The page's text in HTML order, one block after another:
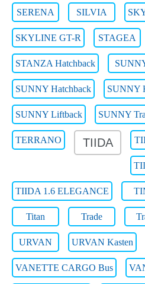
SERENA SILVIA
SKYLINE GT-R STAGEA
STANZA Hatchback
SUNNY Hatchback SUNNY
SUNNY Liftback SUNNY
TERRANO TIIDA
TIIDA 1.6 ELEGANCE
Titan Trade
URVAN URVAN Kasten
VANETTE CARGO Bus